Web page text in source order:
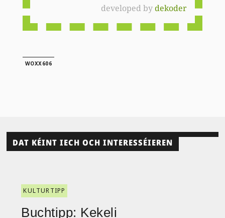
developed bydekoder
WOXX606
DAT KÉINT IECH OCH INTERESSÉIEREN
KULTURTIPP
Buchtipp: Kekeli